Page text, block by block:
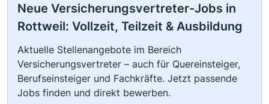
Neue Versicherungsvertreter-Jobs in
Rottweil: Vollzeit, Teilzeit & Ausbildung
Aktuelle Stellenangebote im Bereich
Versicherungsvertreter – auch für Quereinsteiger,
Berufseinsteiger und Fachkräfte. Jetzt passende
Jobs finden und direkt bewerben.